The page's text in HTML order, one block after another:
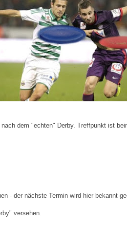
dem "echten" Derby. Treffpunkt ist
- der nächste Termin wird hier bekannt
versehen.